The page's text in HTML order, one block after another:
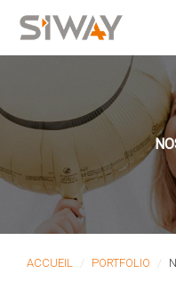
ACCUEIL PORTFOLIO